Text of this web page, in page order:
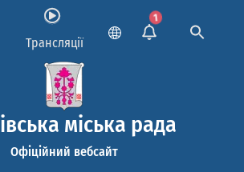
Трансляції
1
міська рада
Офіційний вебсайт